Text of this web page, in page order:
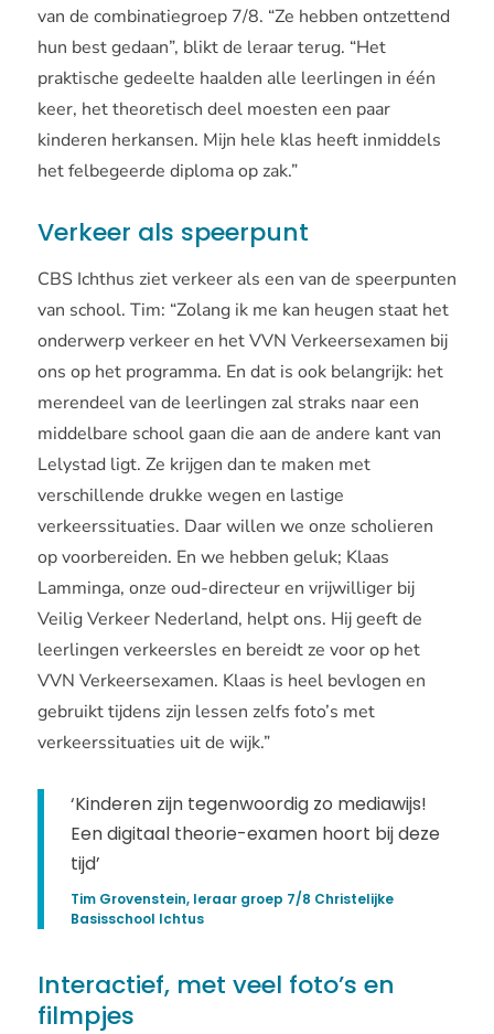
van de combinatiegroep 7/8. “Ze hebben ontzettend
hun best gedaan”, blikt de leraar terug. “Het
praktische gedeelte haalden alle leerlingen in één
keer, het theoretisch deel moesten een paar
kinderen herkansen. Mijn hele klas heeft inmiddels
het felbegeerde diploma op zak.”
Verkeer als speerpunt
CBS Ichthus ziet verkeer als een van de speerpunten
van school. Tim: “Zolang ik me kan heugen staat het
onderwerp verkeer en het VVN Verkeersexamen bij
ons op het programma. En dat is ook belangrijk: het
merendeel van de leerlingen zal straks naar een
middelbare school gaan die aan de andere kant van
Lelystad ligt. Ze krijgen dan te maken met
verschillende drukke wegen en lastige
verkeerssituaties. Daar willen we onze scholieren
op voorbereiden. En we hebben geluk; Klaas
Lamminga, onze oud-directeur en vrijwilliger bij
Veilig Verkeer Nederland, helpt ons. Hij geeft de
leerlingen verkeersles en bereidt ze voor op het
VVN Verkeersexamen. Klaas is heel bevlogen en
gebruikt tijdens zijn lessen zelfs foto’s met
verkeerssituaties uit de wijk.”
‘Kinderen zijn tegenwoordig zo mediawijs!
Een digitaal theorie-examen hoort bij deze
tijd’
Tim Grovenstein, leraar groep 7/8 Christelijke
Basisschool Ichtus
Interactief, met veel foto’s en
filmpjes